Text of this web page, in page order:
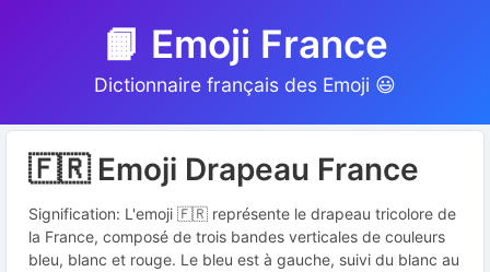
📙 Emoji France
Dictionnaire français des Emoji 😃
🇫🇷 Emoji Drapeau France
Signification: L'emoji 🇫🇷 représente le drapeau tricolore de
la France, composé de trois bandes verticales de couleurs
bleu, blanc et rouge. Le bleu est à gauche, suivi du blanc au